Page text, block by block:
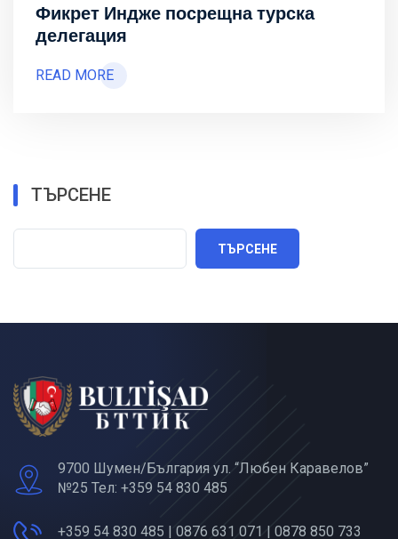
Фикрет Индже посрещна турска
делегация
READ MORE
ТЪРСЕНЕ
ТЪРСЕНЕ
9700 Шумен/България ул. “Любен Каравелов”
№25 Тел: +359 54 830 485
+359 54 830 485 | 0876 631 071 | 0878 850 733